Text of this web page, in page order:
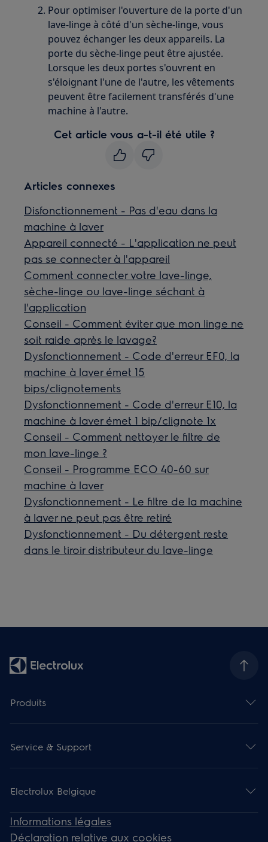
Pour optimiser l'ouverture de la porte d'un
lave-linge à côté d'un sèche-linge, vous
pouvez échanger les deux appareils. La
porte du sèche-linge peut être ajustée.
Lorsque les deux portes s'ouvrent en
s'éloignant l'une de l'autre, les vêtements
peuvent être facilement transférés d'une
machine à l'autre.
Cet article vous a-t-il été utile ?
Articles connexes
Disfonctionnement - Pas d'eau dans la
machine à laver
Appareil connecté - L'application ne peut
pas se connecter à l'appareil
Comment connecter votre lave-linge,
sèche-linge ou lave-linge séchant à
l'application
Conseil - Comment éviter que mon linge ne
soit raide après le lavage?
Dysfonctionnement - Code d'erreur EF0, la
machine à laver émet 15
bips/clignotements
Dysfonctionnement - Code d'erreur E10, la
machine à laver émet 1 bip/clignote 1x
Conseil - Comment nettoyer le filtre de
mon lave-linge ?
Conseil - Programme ECO 40-60 sur
machine à laver
Dysfonctionnement - Le filtre de la machine
à laver ne peut pas être retiré
Dysfonctionnement - Du détergent reste
dans le tiroir distributeur du lave-linge
Produits
Service & Support
Electrolux Belgique
Informations légales
Déclaration relative aux cookies